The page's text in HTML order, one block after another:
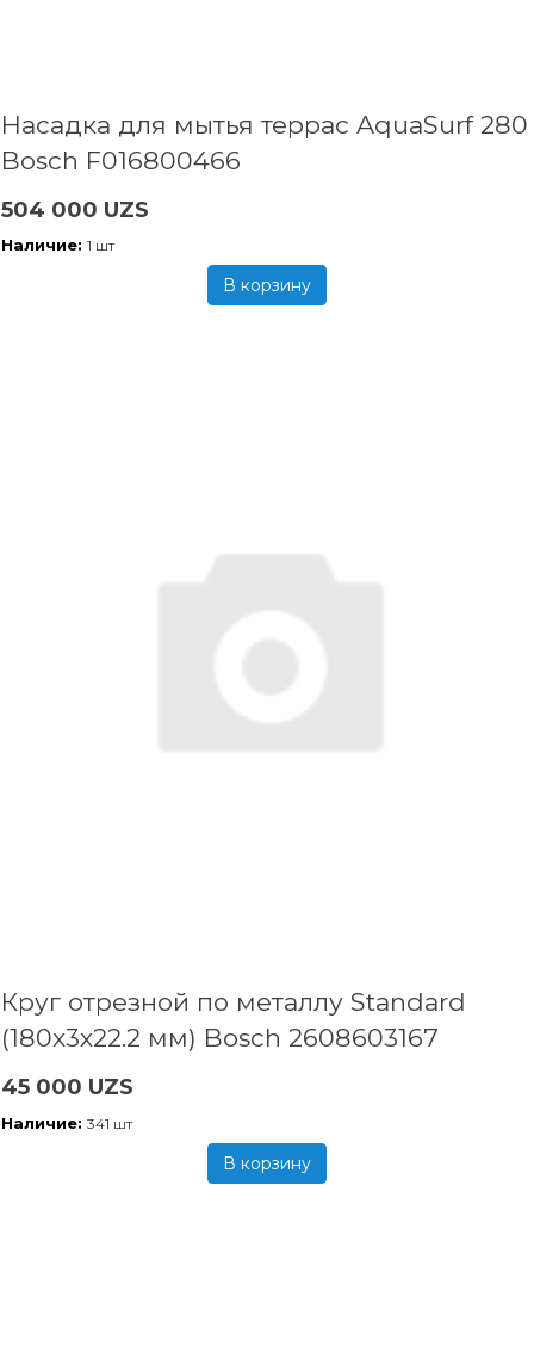
Насадка для мытья террас AquaSurf 280
Bosch F016800466
504 000 UZS
Наличие: 1 шт
В корзину
Круг отрезной по металлу Standard
(180x3х22.2 мм) Bosch 2608603167
45 000 UZS
Наличие: 341 шт
В корзину